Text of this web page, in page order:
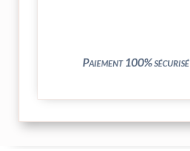
Paiement 100% sécurisé